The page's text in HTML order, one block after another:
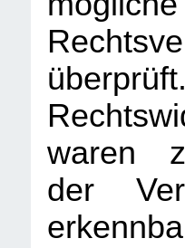
waren
der